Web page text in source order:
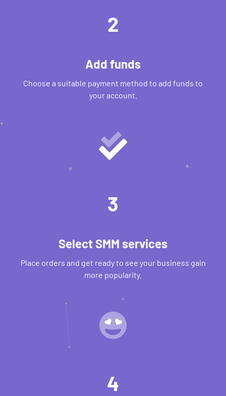
2
Add funds
Choose a suitable payment method to add funds to
your account.
3
Select SMM services
Place orders and get ready to see your business gain
more popularity.
4